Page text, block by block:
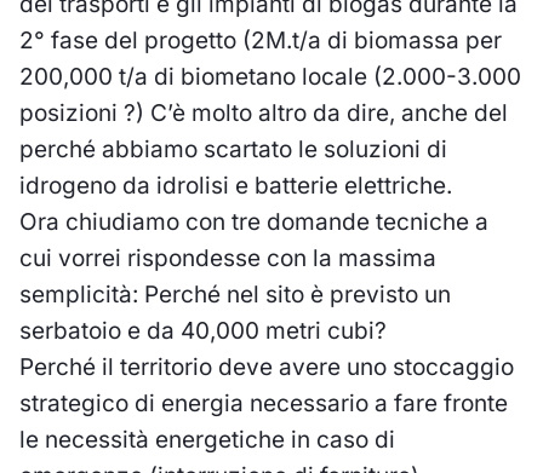
2° fase del progetto (2M.t/a di biomassa per
200,000 t/a di biometano locale (2.000-3.000
posizioni ?) C’è molto altro da dire, anche del
perché abbiamo scartato le soluzioni di
idrogeno da idrolisi e batterie elettriche.
Ora chiudiamo con tre domande tecniche a
cui vorrei rispondesse con la massima
semplicità: Perché nel sito è previsto un
serbatoio e da 40,000 metri cubi?
Perché il territorio deve avere uno stoccaggio
strategico di energia necessario a fare fronte
le necessità energetiche in caso di